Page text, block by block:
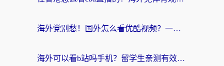
海外党别愁！国外怎么看优酷视频？一招解决追剧、看直播难题
海外可以看b站吗手机？留学生亲测有效的回国加速指南